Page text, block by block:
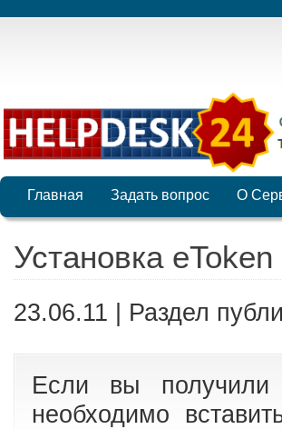
Главная Задать вопрос О
Установка eToken
23.06.11 | Раздел
Если вы получили
необходимо